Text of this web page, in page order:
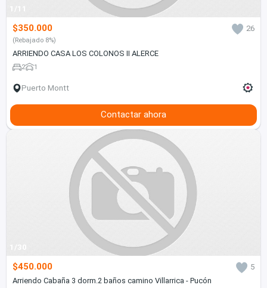
1/11
$350.000 26
(Rebajado 8%)
ARRIENDO CASA LOS COLONOS II ALERCE
2 1
Puerto Montt
Contactar ahora
1/30
$450.000
5
Arriendo Cabaña 3 dorm.2 baños camino Villarrica - Pucón